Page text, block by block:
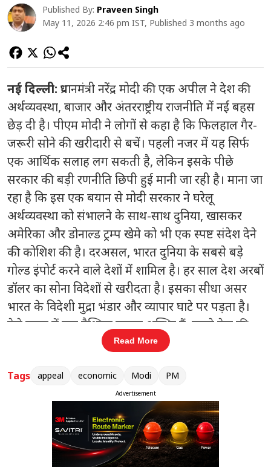
Published By: Praveen Singh
May 11, 2026 2:46 pm IST, Published 3 months ago
नई दिल्ली: प्रधानमंत्री नरेंद्र मोदी की एक अपील ने देश की
अर्थव्यवस्था, बाजार और अंतरराष्ट्रीय राजनीति में नई बहस
छेड़ दी है। पीएम मोदी ने लोगों से कहा है कि फिलहाल गैर-
जरूरी सोने की खरीदारी से बचें। पहली नजर में यह सिर्फ
एक आर्थिक सलाह लग सकती है, लेकिन इसके पीछे
सरकार की बड़ी रणनीति छिपी हुई मानी जा रही है। माना जा
रहा है कि इस एक बयान से मोदी सरकार ने घरेलू
अर्थव्यवस्था को संभालने के साथ-साथ दुनिया, खासकर
अमेरिका और डोनाल्ड ट्रम्प खेमे को भी एक स्पष्ट संदेश देने
की कोशिश की है। दरअसल, भारत दुनिया के सबसे बड़े
गोल्ड इंपोर्ट करने वाले देशों में शामिल है। हर साल देश अरबों
डॉलर का सोना विदेशों से खरीदता है। इसका सीधा असर
भारत के विदेशी मुद्रा भंडार और व्यापार घाटे पर पड़ता है।
ऐसे समय में जब वैश्विक बाजार अस्थिर हैं, कच्चे तेल की
कीमतें बढ़ रही हैं और पश्चिम एशिया में तनाव गहराता जा
से काम कर रही है। सरकारी आंकड़ों के मुताबिक भारत में
सोने की मांग जितनी बढ़ती है, उतना ही डॉलर बाहर जाता
है। यही वजह है कि पीएम मोदी ने लोगों से अपील की कि
देशहित में कुछ समय तक सोने की खरीद सीमित रखें।
उन्होंने यह भी कहा कि सिर्फ सोना ही नहीं, बल्कि गैर-जरूरी
Read More
Tags appeal economic Modi PM
Advertisement